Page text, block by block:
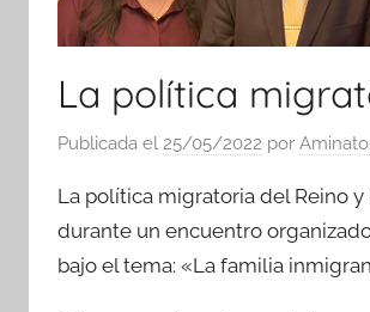
La política
Publicada el 25/05/2022 por
La política migratoria del Reino
durante un encuentro
bajo el tema: «La familia